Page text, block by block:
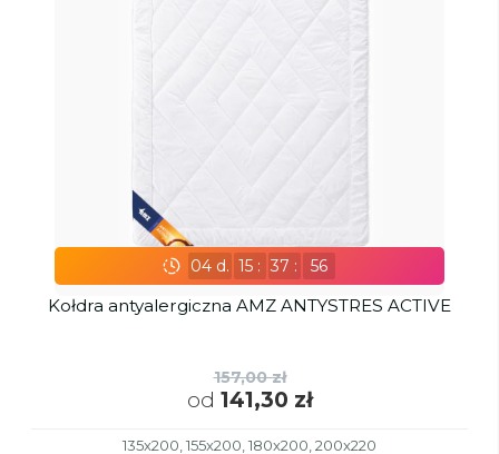
04d. 15 : 37 : 55
Kołdra antyalergiczna AMZ ANTYSTRES ACTIVE
157,00 zł
od 141,30 zł
135x200, 155x200, 180x200, 200x220